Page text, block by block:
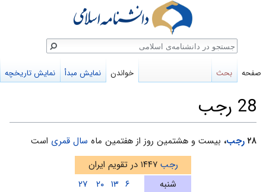
28 رجب
پرش
پرش
۲۸ رجب، بیست و هشتمین روز از هفتمین ماه سال قمری است
رجب ۱۴۴۷ در تقویم ایران
شنبه
۶ ۱۳ ۲۰
۲۷
صفحه بحث خواندن نمایش مبدأ نمایش تاریخچه
جستجو